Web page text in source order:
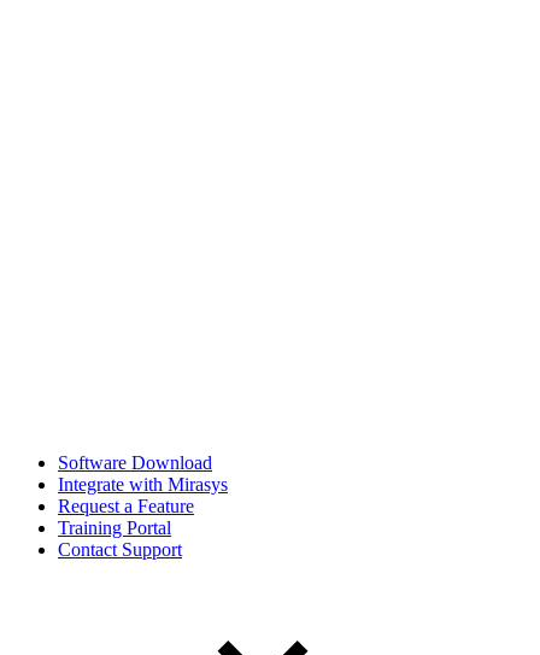
Software Download
Integrate with Mirasys
Request a Feature
Training Portal
Contact Support